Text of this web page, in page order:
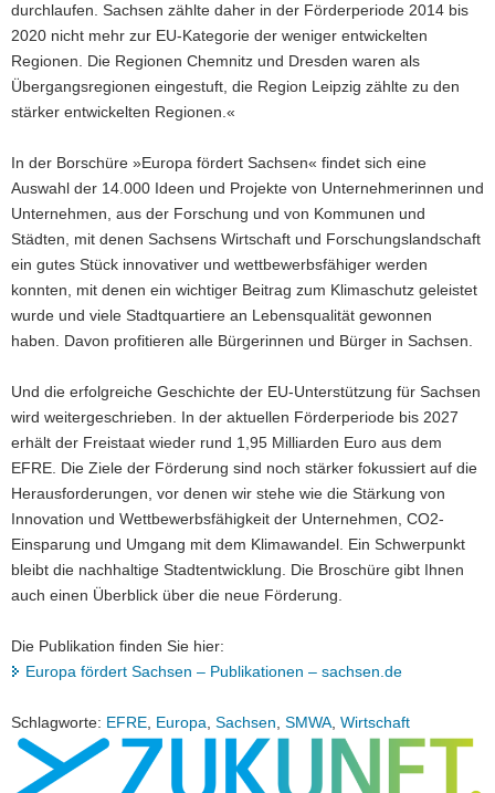
durchlaufen. Sachsen zählte daher in der Förder­periode 2014 bis
2020 nicht mehr zur EU-Kategorie der weniger entwickelten
Regionen. Die Regionen Chemnitz und Dresden waren als
Übergangsregionen eingestuft, die Region Leipzig zählte zu den
stärker entwickelten Regionen.«
In der Borschüre »Europa fördert Sachsen« findet sich eine
Auswahl der 14.000 Ideen und Projekte von Unternehmerinnen und
Unternehmen, aus der Forschung und von Kommunen und
Städten, mit denen Sachsens Wirtschaft und Forschungslandschaft
ein gutes Stück innovativer und wett­bewerbsfähiger werden
konnten, mit denen ein wichtiger Beitrag zum Klimaschutz geleistet
wurde und viele Stadtquartiere an Lebensqualität gewonnen
haben. Davon profitieren alle Bürgerinnen und Bürger in Sachsen.
Und die erfolgreiche Geschichte der EU-Unterstützung für Sachsen
wird weitergeschrieben. In der aktuellen Förderperiode bis 2027
erhält der Freistaat wieder rund 1,95 Milliarden Euro aus dem
EFRE. Die Ziele der Förderung sind noch stärker fokussiert auf die
Heraus­forderungen, vor denen wir stehe wie die Stärkung von
Innovation und Wettbewerbsfähigkeit der Unternehmen, CO2-
Einsparung und Umgang mit dem Klimawandel. Ein Schwerpunkt
bleibt die nachhaltige Stadtentwicklung. Die Broschüre gibt Ihnen
auch einen Überblick über die neue Förderung.
Die Publikation finden Sie hier:
Europa fördert Sachsen – Publikationen – sachsen.de
Schlagworte: EFRE Europa Sachsen SMWA Wirtschaft